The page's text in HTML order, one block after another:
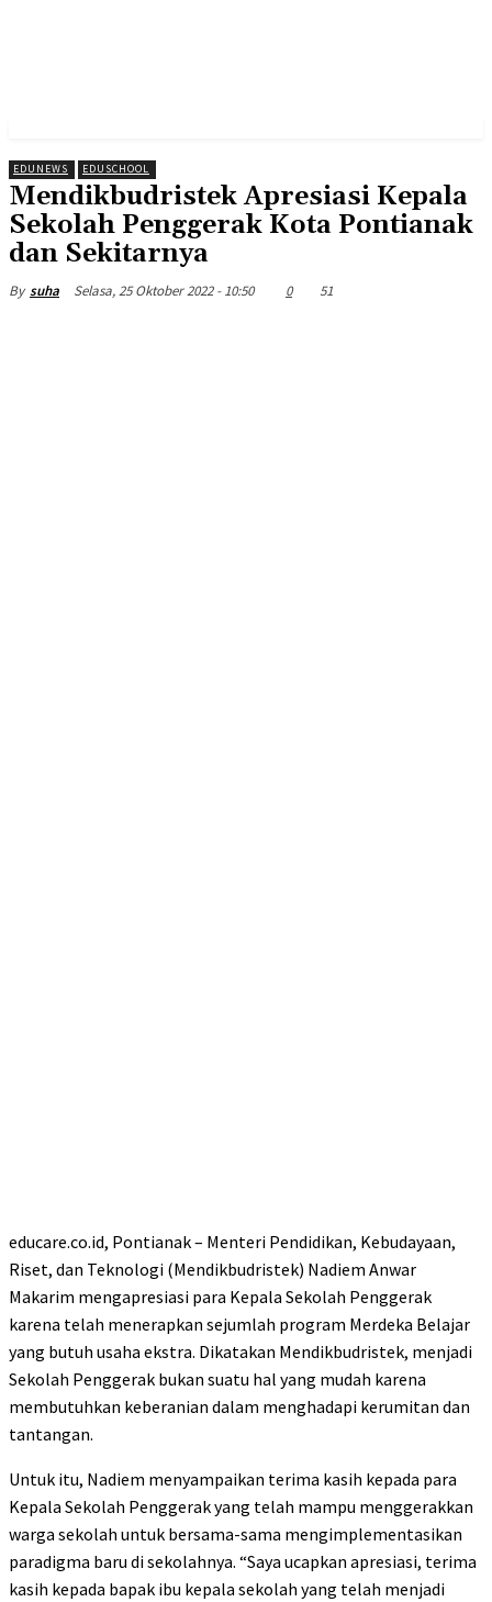
EDUNEWS EDUSCHOOL
Mendikbudristek Apresiasi Kepala
Sekolah Penggerak Kota Pontianak
dan Sekitarnya
By suha Selasa, 25 Oktober 2022 - 10:50 0 51
educare.co.id, Pontianak – Menteri Pendidikan, Kebudayaan,
Riset, dan Teknologi (Mendikbudristek) Nadiem Anwar
Makarim mengapresiasi para Kepala Sekolah Penggerak
karena telah menerapkan sejumlah program Merdeka Belajar
yang butuh usaha ekstra. Dikatakan Mendikbudristek, menjadi
Sekolah Penggerak bukan suatu hal yang mudah karena
membutuhkan keberanian dalam menghadapi kerumitan dan
tantangan.
Untuk itu, Nadiem menyampaikan terima kasih kepada para
Kepala Sekolah Penggerak yang telah mampu menggerakkan
warga sekolah untuk bersama-sama mengimplementasikan
paradigma baru di sekolahnya. “Saya ucapkan apresiasi, terima
kasih kepada bapak ibu kepala sekolah yang telah menjadi